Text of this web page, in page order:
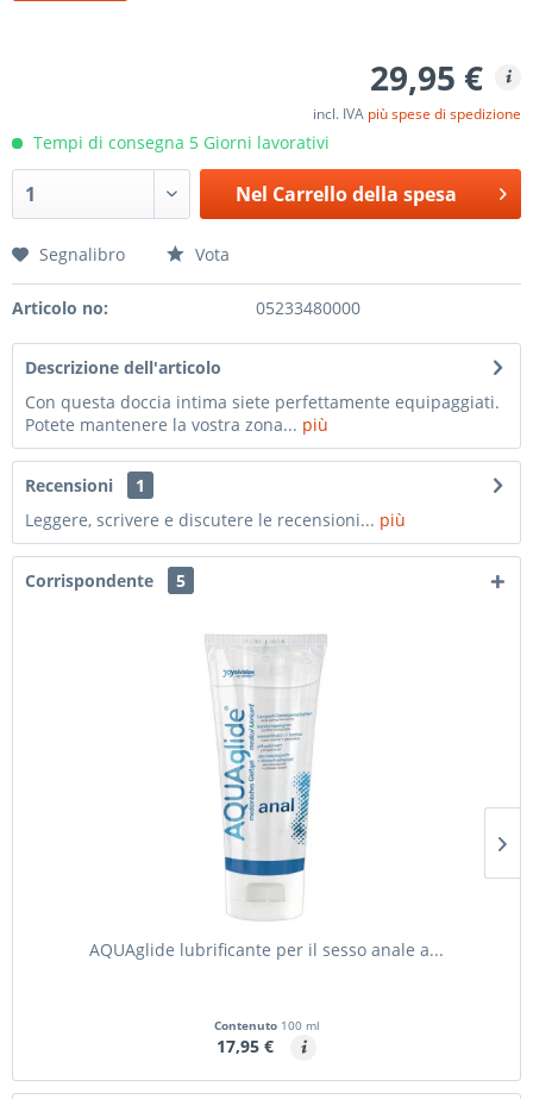
29,95 €
incl. IVA più spese di spedizione
Tempi di consegna 5 Giorni lavorativi
Nel Carrello della spesa
Segnalibro Vota
Articolo no: 05233480000
Descrizione dell'articolo
Con questa doccia intima siete perfettamente equipaggiati.
Potete mantenere la vostra zona... più
Recensioni
1
Leggere, scrivere e discutere le recensioni... più
Corrispondente 5
AQUAglide lubrificante per il sesso anale a...
Contenuto 100 ml
17,95 €